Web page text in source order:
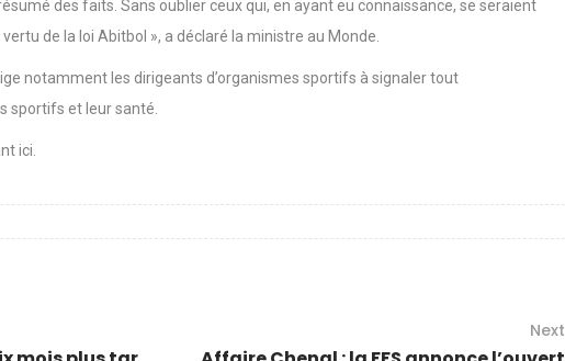
des faits. Sans oublier ceux qui, en ayant eu connaissance, se seraient
de la loi Abitbol », a déclaré la ministre au Monde.
notamment les dirigeants d’organismes sportifs à signaler tout
sportifs et leur santé.
ici.
Next